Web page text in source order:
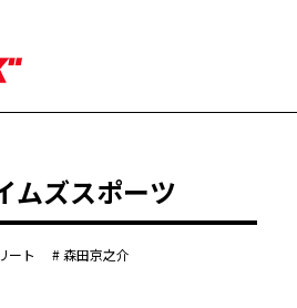
佐藤恒治 決算 株主総会
ムズスポーツ
ート 森田京之介